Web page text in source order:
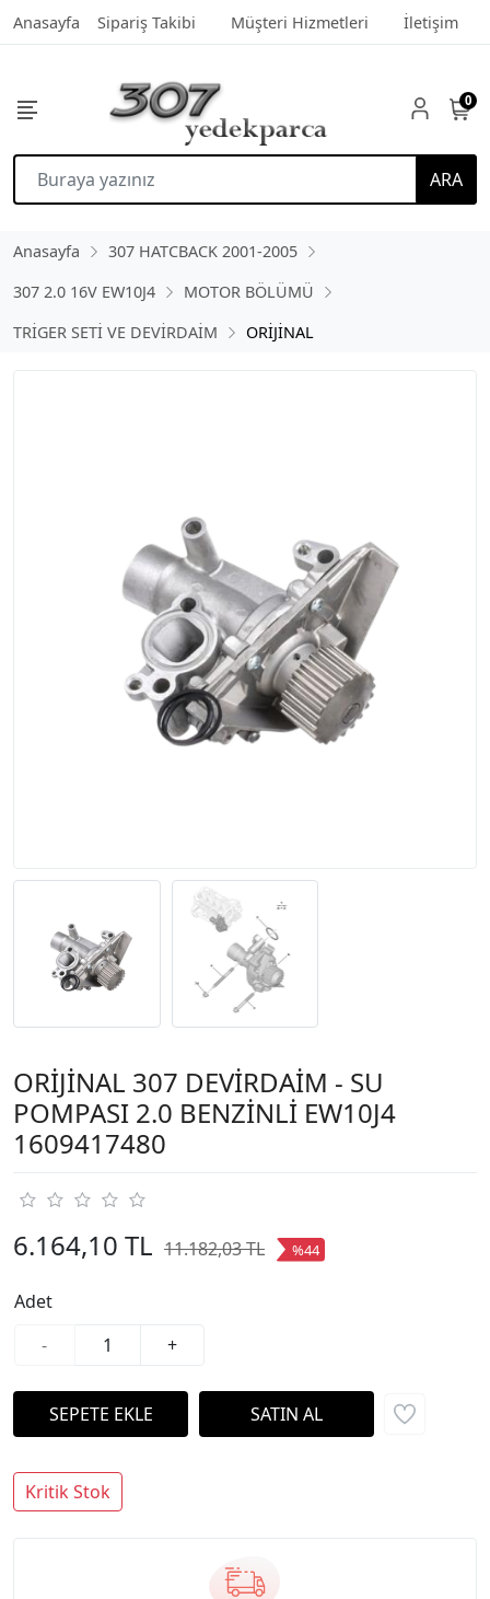
Anasayfa Sipariş Takibi Müşteri Hizmetleri İletişim
ARA
0
Anasayfa
307 HATCBACK 2001-2005
307 2.0 16V EW10J4
MOTOR BÖLÜMÜ
TRİGER SETİ VE DEVİRDAİM
ORİJİNAL
ORİJİNAL 307 DEVİRDAİM - SU
POMPASI 2.0 BENZİNLİ EW10J4
1609417480
6.164,10 TL 11.182,03 TL %44
Adet
-
+
Kritik Stok